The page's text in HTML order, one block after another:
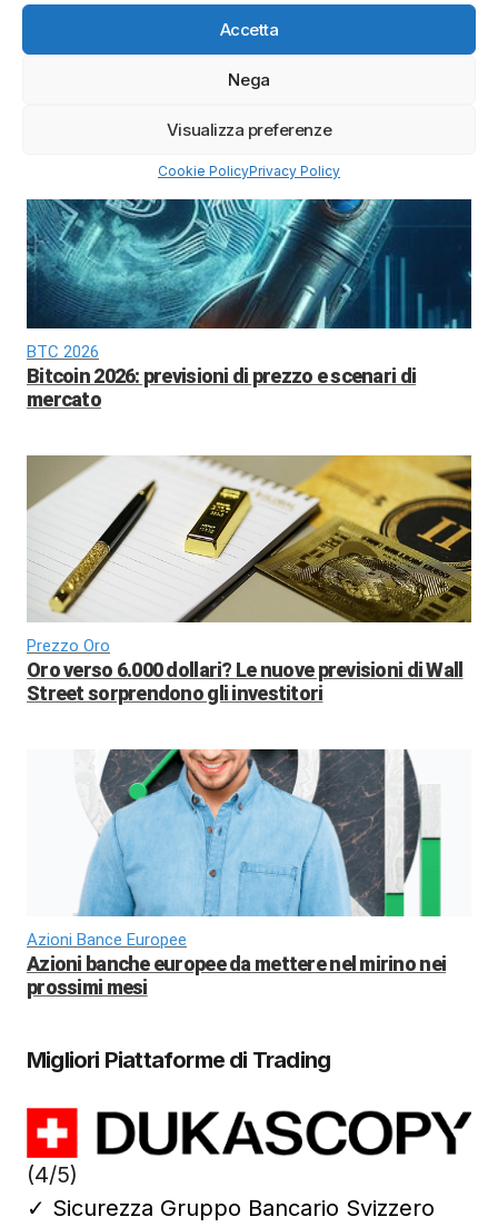
Accetta
Nega
Visualizza preferenze
Cookie PolicyPrivacy Policy
Calendario trimestrali Borsa Italiana
Calendario trimestrali Borsa Italiana: conti in
BTC 2026
Bitcoin 2026: previsioni di prezzo e scenari di
mercato
Prezzo Oro
Oro verso 6.000 dollari? Le nuove previsioni di Wall
Street sorprendono gli investitori
Azioni Bance Europee
Azioni banche europee da mettere nel mirino nei
prossimi mesi
Migliori Piattaforme di Trading
(4/5)
✓ Sicurezza Gruppo Bancario Svizzero